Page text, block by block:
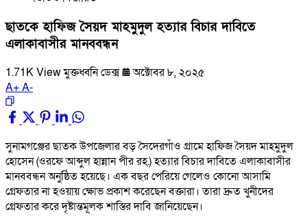
ছাতকে হাফিজ সৈয়দ মাহমুদুল হত্যার বিচার দাবিতে
এলাকাবাসীর মানববন্ধন
1.71K Viewমুক্তধ্বনি ডেক্স
অক্টোবর ৮, ২০২৫
A+A-
সুনামগঞ্জের ছাতক উপজেলার বড় সৈদেরগাঁও গ্রামে হাফিজ সৈয়দ মাহমুদুল
হোসেন (ওরফে আব্দুল হান্নান পীর রহ.) হত্যার বিচার দাবিতে এলাকাবাসীর
মানববন্ধন অনুষ্ঠিত হয়েছে। এক বছর পেরিয়ে গেলেও কোনো আসামি
গ্রেফতার না হওয়ায় ক্ষোভ প্রকাশ করেছেন বক্তারা। তারা দ্রুত খুনীদের
গ্রেফতার করে দৃষ্টান্তমূলক শাস্তির দাবি জানিয়েছেন।